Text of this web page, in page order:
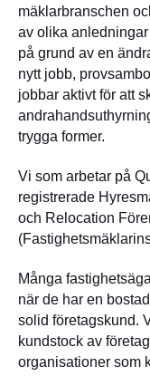
mäklarbranschen
av olika
på grund av en
nytt jobb,
jobbar aktivt för att
trygga former.
Vi som arbetar på
registrerade
och Relocation
Många
när de har en
solid företagskund.
kundstock av
organisationer som